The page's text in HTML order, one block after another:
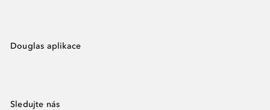
Douglas aplikace
Sledujte nás